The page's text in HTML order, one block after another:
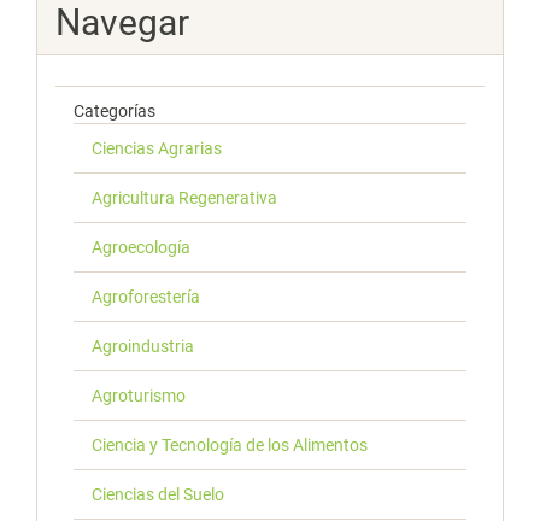
Navegar
Categorías
Ciencias Agrarias
Agricultura Regenerativa
Agroecología
Agroforestería
Agroindustria
Agroturismo
Ciencia y Tecnología de los Alimentos
Ciencias del Suelo